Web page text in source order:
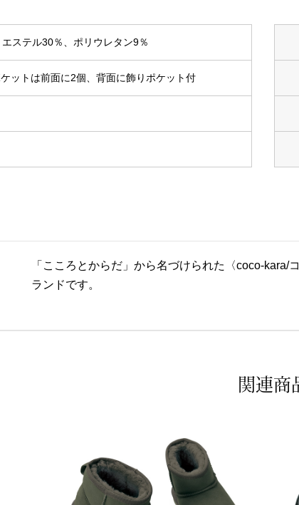
ステル30％、ポリウレタン9％
ットは前面に2個、背面に飾りポケット付
「こころとからだ」から名づけられた〈coco-
ランドです。
関連商